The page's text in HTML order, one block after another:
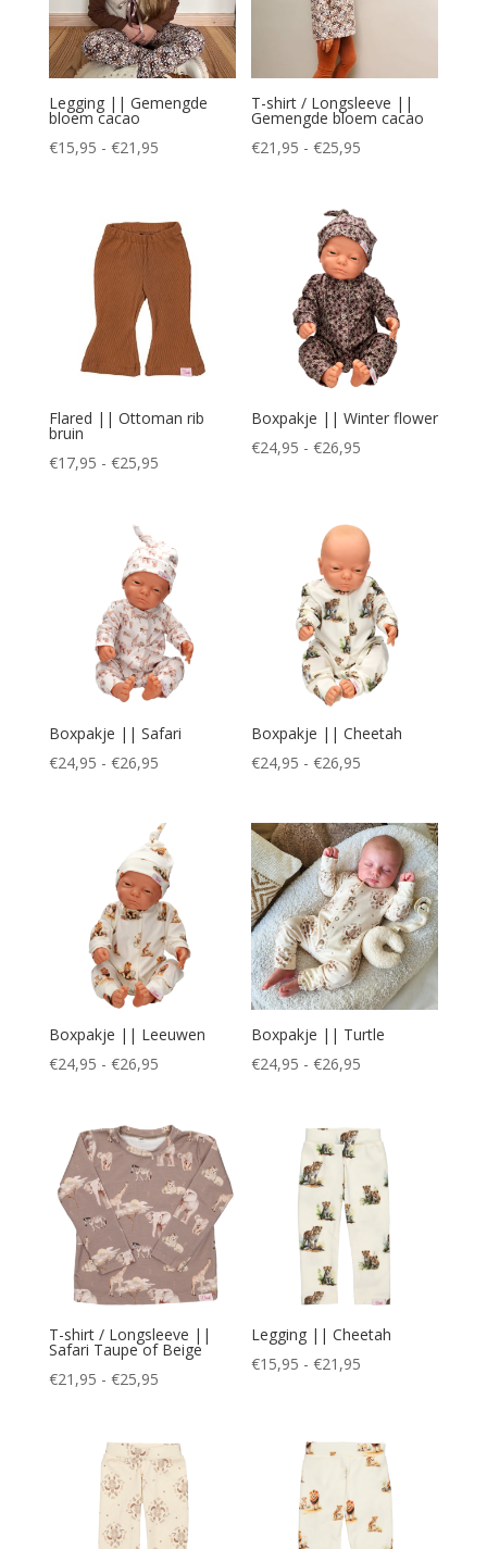
Legging || Gemengde
bloem cacao
€15,95 - €21,95Prijsklasse:
€21,95
T-shirt / Longsleeve ||
Gemengde bloem cacao
€21,95 - €25,95
€25,95
Flared || Ottoman rib
bruin
€17,95 - €25,95Prijsklasse:
€25,95
Boxpakje || Winter flower
€24,95 - €26,95
€26,95
Boxpakje || Safari
€24,95 - €26,95Prijsklasse:
tot
€26,95
Boxpakje || Cheetah
€24,95 - €26,95
tot
€26,95
Boxpakje || Leeuwen
€24,95 - €26,95Prijsklasse:
€26,95
Boxpakje || Turtle
€24,95 - €26,95
€26,95
T-shirt / Longsleeve ||
Safari Taupe of Beige
€21,95 - €25,95Prijsklasse:
€25,95
Legging || Cheetah
€15,95 - €21,95
€21,95